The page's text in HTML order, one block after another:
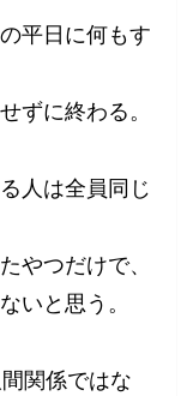
平日に何もす
ずに終わる。
人は全員同じ
やつだけで、
いと思う。
関係ではな